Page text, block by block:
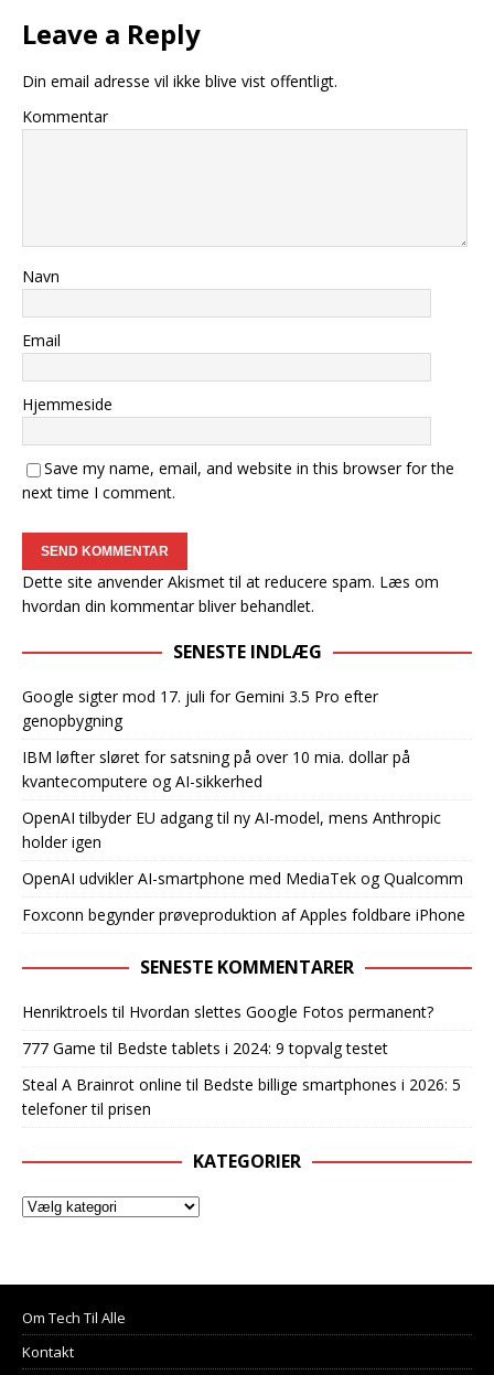
Leave a Reply
Din email adresse vil ikke blive vist offentligt.
Kommentar
Navn
Email
Hjemmeside
Save my name, email, and website in this browser for the
next time I comment.
Dette site anvender Akismet til at reducere spam. Læs om
hvordan din kommentar bliver behandlet.
SENESTE INDLÆG
Google sigter mod 17. juli for Gemini 3.5 Pro efter
genopbygning
IBM løfter sløret for satsning på over 10 mia. dollar på
kvantecomputere og AI-sikkerhed
OpenAI tilbyder EU adgang til ny AI-model, mens Anthropic
holder igen
OpenAI udvikler AI-smartphone med MediaTek og Qualcomm
Foxconn begynder prøveproduktion af Apples foldbare iPhone
SENESTE KOMMENTARER
Henriktroels til Hvordan slettes Google Fotos permanent?
777 Game til Bedste tablets i 2024: 9 topvalg testet
Steal A Brainrot online til Bedste billige smartphones i 2026: 5
telefoner til prisen
KATEGORIER
Om Tech Til Alle
Kontakt